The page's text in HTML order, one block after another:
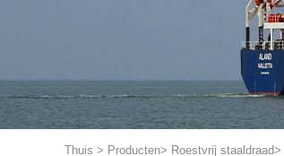
Thuis > Producten> Roestvrij staaldraad>